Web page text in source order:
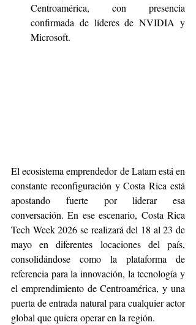
Centroamérica, con presencia
confirmada de líderes de NVIDIA y
Microsoft.
El ecosistema emprendedor de Latam está en
constante reconfiguración y Costa Rica está
apostando fuerte por liderar esa
conversación. En ese escenario, Costa Rica
Tech Week 2026 se realizará del 18 al 23 de
mayo en diferentes locaciones del país,
consolidándose como la plataforma de
referencia para la innovación, la tecnología y
el emprendimiento de Centroamérica, y una
puerta de entrada natural para cualquier actor
global que quiera operar en la región.